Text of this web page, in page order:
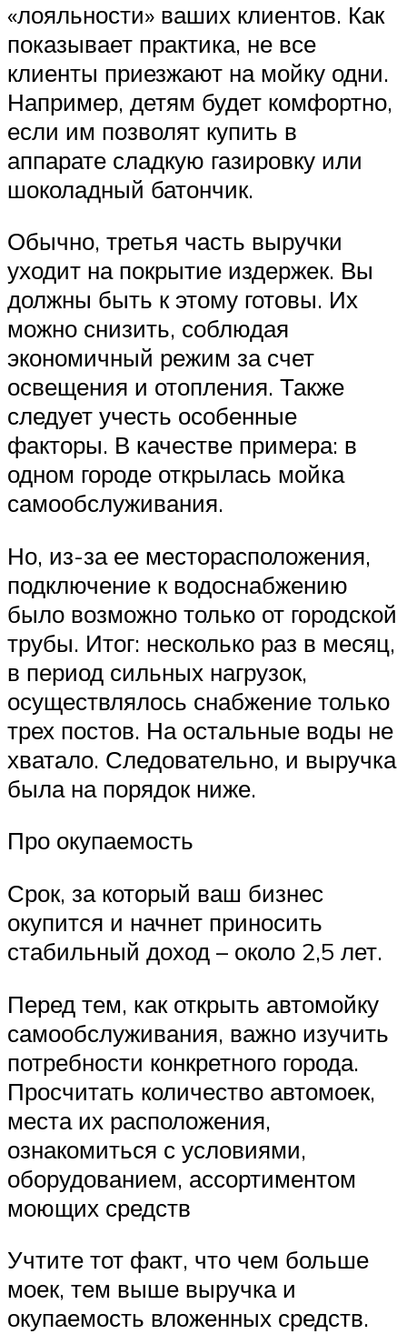
«лояльности» ваших клиентов. Как
показывает практика, не все
клиенты приезжают на мойку одни.
Например, детям будет комфортно,
если им позволят купить в
аппарате сладкую газировку или
шоколадный батончик.
Обычно, третья часть выручки
уходит на покрытие издержек. Вы
должны быть к этому готовы. Их
можно снизить, соблюдая
экономичный режим за счет
освещения и отопления. Также
следует учесть особенные
факторы. В качестве примера: в
одном городе открылась мойка
самообслуживания.
Но, из-за ее месторасположения,
подключение к водоснабжению
было возможно только от городской
трубы. Итог: несколько раз в месяц,
в период сильных нагрузок,
осуществлялось снабжение только
трех постов. На остальные воды не
хватало. Следовательно, и выручка
была на порядок ниже.
Про окупаемость
Срок, за который ваш бизнес
окупится и начнет приносить
стабильный доход – около 2,5 лет.
Перед тем, как открыть автомойку
самообслуживания, важно изучить
потребности конкретного города.
Просчитать количество автомоек,
места их расположения,
ознакомиться с условиями,
оборудованием, ассортиментом
моющих средств
Учтите тот факт, что чем больше
моек, тем выше выручка и
окупаемость вложенных средств.